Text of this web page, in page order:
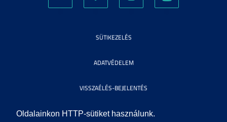
Oldalainkon HTTP-sütiket használunk.
SÜTIKEZELÉS
ADATVÉDELEM
VISSZAÉLÉS-BEJELENTÉS
KÖZÉRDEKŰ ADATOK